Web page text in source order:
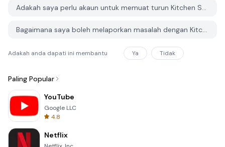
Adakah saya perlu akaun untuk memuat turun Kitchen Sushi dari PGYER APK HUB?
Bagaimana saya boleh melaporkan masalah dengan Kitchen Sushi di PGYER APK HUB?
Adakah anda dapati ini membantu Ya Tidak
Paling Popular
YouTube
Google LLC
4.8
Netflix